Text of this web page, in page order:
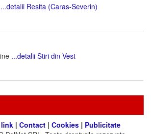
...detalii Resita (Caras-Severin)
...detalii Stiri din Vest
| Contact| Cookies| Publicitate